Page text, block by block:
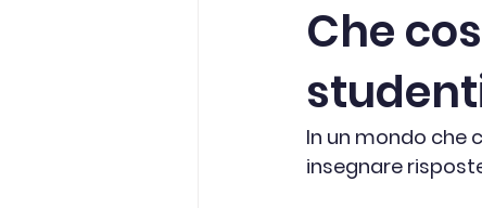
Che
In un mondo che
insegnare